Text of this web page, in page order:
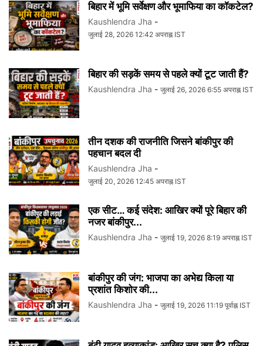
बिहार में भूमि सर्वेक्षण और भूमाफिया का कॉकटेल?
Kaushlendra Jha -
जुलाई 28, 2026 12:42 अपराह्न IST
बिहार की सड़कें समय से पहले क्यों टूट जाती हैं?
Kaushlendra Jha - जुलाई 26, 2026 6:55 अपराह्न IST
तीन दशक की राजनीति जिसने बांकीपुर की
पहचान बदल दी
Kaushlendra Jha -
जुलाई 20, 2026 12:45 अपराह्न IST
एक सीट… कई संदेश: आखिर क्यों पूरे बिहार की
नजर बांकीपुर...
Kaushlendra Jha - जुलाई 19, 2026 8:19 अपराह्न IST
बांकीपुर की जंग: भाजपा का अभेद्य किला या
प्रशांत किशोर की...
Kaushlendra Jha - जुलाई 19, 2026 11:19 पूर्वाह्न IST